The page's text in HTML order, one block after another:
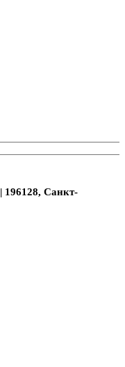
| 196128, Санкт-